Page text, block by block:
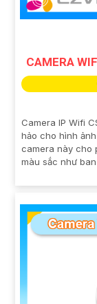
CAMERA
Camera IP Wifi
hảo cho hình
camera này cho
màu sắc như